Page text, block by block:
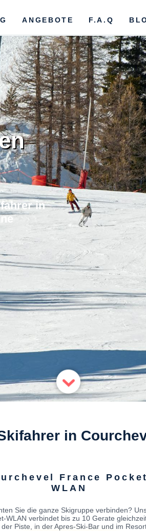
ANGEBOTE F.A.Q
in
in
France
WLAN
Sie die ganze Skigruppe verbinden?
WLAN verbindet bis zu 10 Gerate
Piste, in der Apres-Ski-Bar und im